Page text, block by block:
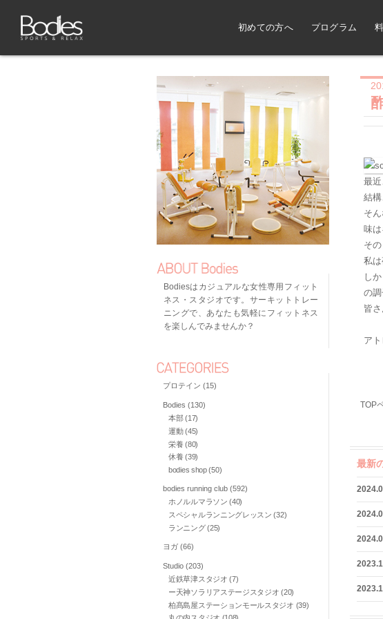
初めての方へ プログラム
最近
結
そ
味
そ
私
し
の
皆
ア
TOP
最新
Bodiesはカジュアルな女性専用フィット
ネス・スタジオです。サーキットトレー
ニングで、あなたも気軽にフィットネス
を楽しんでみませんか？
プロテイン (15)
Bodies (130)
本部 (17)
運動 (45)
栄養 (80)
休養 (39)
bodies shop (50)
bodies running club (592)
ホノルルマラソン (40)
スペシャルランニングレッスン (32)
ランニング (25)
ヨガ (66)
Studio (203)
近鉄草津スタジオ (7)
ー天神ソラリアステージスタジオ (20)
柏髙島屋ステーションモールスタジオ (39)